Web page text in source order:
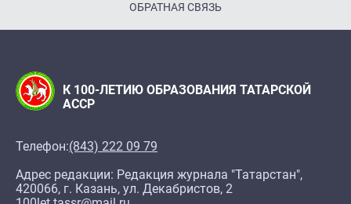
ОБРАТНАЯ СВЯЗЬ
К 100-ЛЕТИЮ ОБРАЗОВАНИЯ ТАТАРСКОЙ
АССР
Телефон:(843) 222 09 79
Адрес редакции: Редакция журнала "Татарстан",
420066, г. Казань, ул. Декабристов, 2